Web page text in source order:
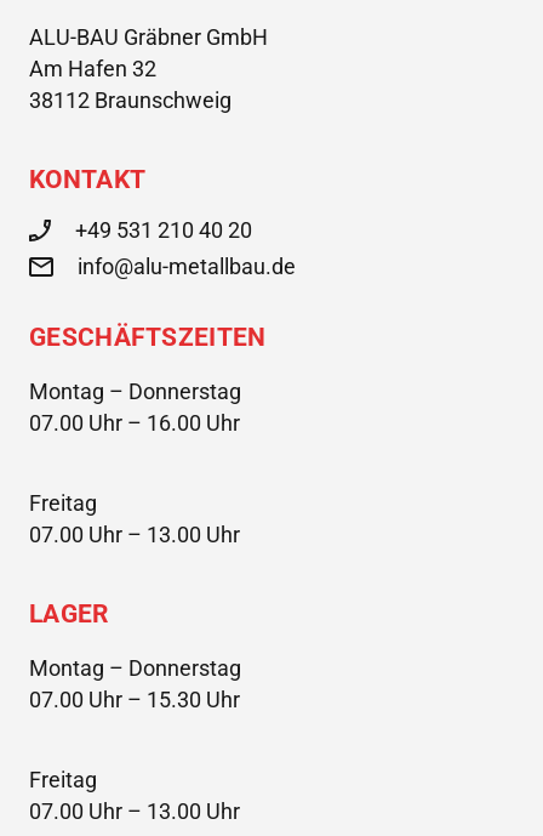
ALU-BAU Gräbner GmbH
Am Hafen 32
38112 Braunschweig
KONTAKT
+49 531 210 40 20
info@alu-metallbau.de
GESCHÄFTSZEITEN
Montag – Donnerstag
07.00 Uhr – 16.00 Uhr
Freitag
07.00 Uhr – 13.00 Uhr
LAGER
Montag – Donnerstag
07.00 Uhr – 15.30 Uhr
Freitag
07.00 Uhr – 13.00 Uhr